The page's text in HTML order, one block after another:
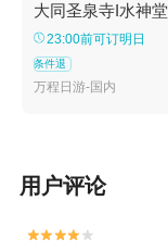
大同圣泉寺I水神
23:00前可订明日
条件退
万程日游-国内
用户评论

